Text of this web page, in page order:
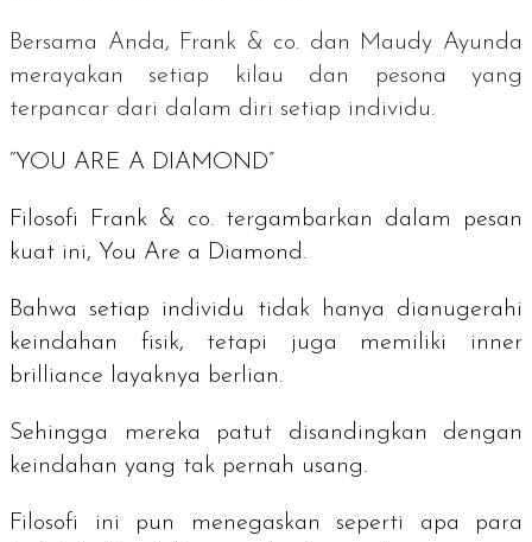
Bersama Anda, Frank & co. dan Maudy Ayunda
merayakan setiap kilau dan pesona yang
terpancar dari dalam diri setiap individu.
“YOU ARE A DIAMOND”
Filosofi Frank & co. tergambarkan dalam pesan
kuat ini, You Are a Diamond .
Bahwa setiap individu tidak hanya dianugerahi
keindahan fisik, tetapi juga memiliki inner
brilliance layaknya berlian.
Sehingga mereka patut disandingkan dengan
keindahan yang tak pernah usang.
Filosofi ini pun menegaskan seperti apa para